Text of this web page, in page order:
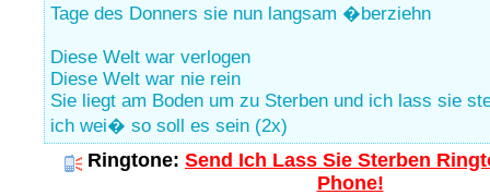
Tage des Donners sie nun langsam �berziehn
Diese Welt war verlogen
Diese Welt war nie rein
Sie liegt am Boden um zu Sterben und ich lass sie
ich wei� so soll es sein (2x)
Ringtone: Send Ich Lass Sie Sterben
Phone!